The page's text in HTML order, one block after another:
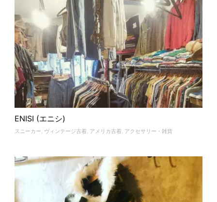
ENISI (エニシ)
スニーカー, ヴィンテージ古着, アメリカ古着, アクセサリー・雑貨